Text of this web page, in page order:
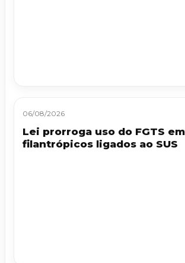
06/08/2026
Lei prorroga uso do FGTS
filantrópicos ligados ao SUS